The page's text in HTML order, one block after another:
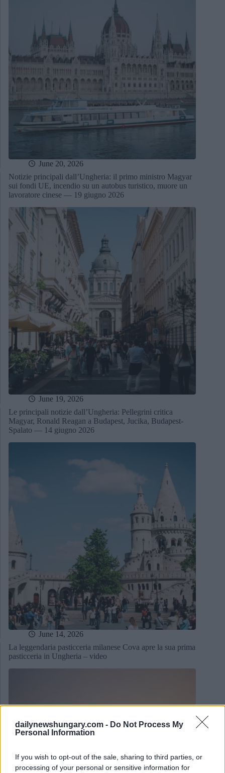
dailynewshungary.com - Do Not Process My
Personal Information
If you wish to opt-out of the sale, sharing to third parties, or
processing of your personal or sensitive information for
June 20, 2026
Notizie principali dall’Ungheria: il primo ministro Magyar
sui fondi UE, incendio su un autobus turistico, muore un
lavoratore cinese — 19 giugno 2026
June 19, 2026
Le principali notizie dall’Ungheria: Pellegrini critica
Magyar, Ronald Reagan a Budapest, Jucika, Budapest-
Spalato — 14 giugno 2026
June 14, 2026
La leggendaria pasticceria milanese Cova apre la sua prima
pasticceria in Ungheria – video